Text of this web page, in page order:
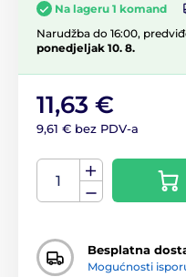
Na lageru 1 komand
Narudžba do 16:00,
ponedjeljak 10. 8.
11,63 €
9,61 € bez PDV-a
Besplatna
Mogućnosti